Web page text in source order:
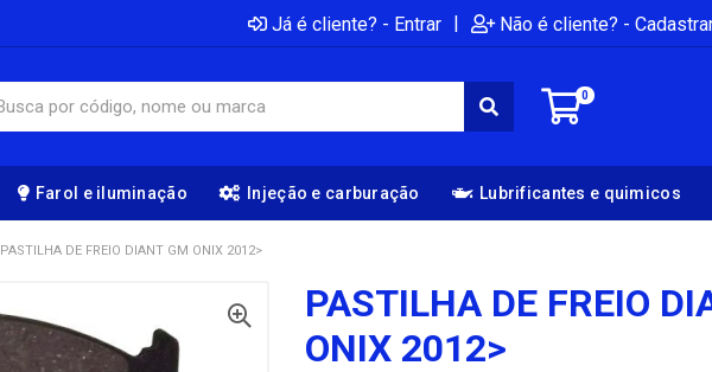
Já é cliente? - Entrar | Não é cliente? -
0
Farol e iluminação Injeção e carburação Lubrificantes e quimicos
PASTILHA DE FREIO DIANT GM ONIX 2012>
PASTILHA DE FREIO
ONIX 2012>